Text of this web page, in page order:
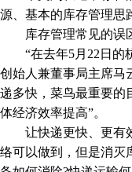
源、基本的库存管理思
库存管理常见的误
“在去年5月22日的
创始人兼董事局主席马
递多快，菜鸟最重要的
体经济效率提高”。
让快递更快、更有效
络可以做到，但是消灭